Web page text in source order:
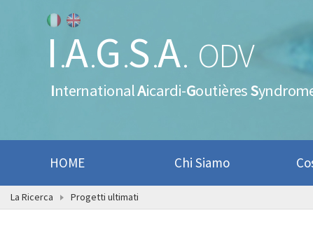
I.A.G.S.A. ODV
InternationalAicardi-GoutièresS
HOME Chi Siamo
La Ricerca Progetti ultimati